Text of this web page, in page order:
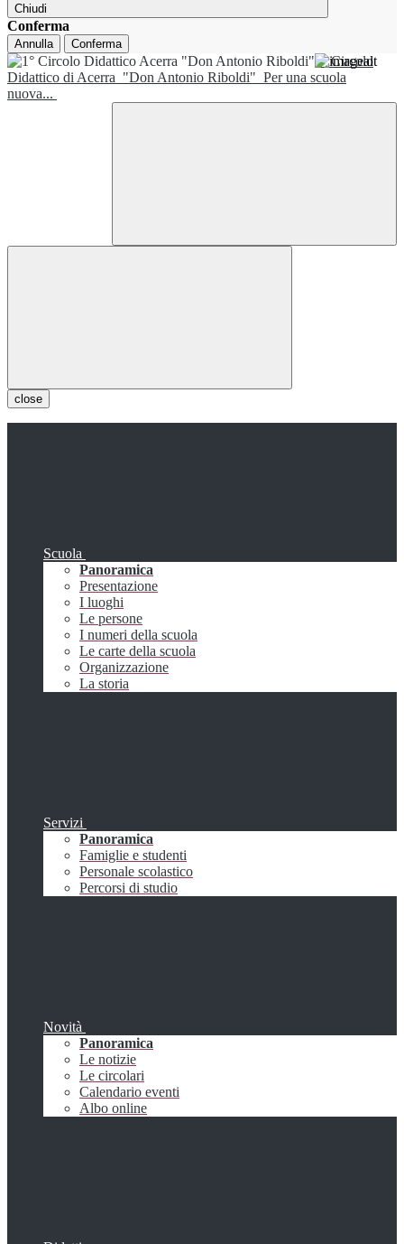
Chiudi
Conferma
Annulla Conferma
1° Circolo
Didattico di Acerra "Don Antonio Riboldi" Per una scuola
nuova...
close
Scuola
Panoramica
Presentazione
I luoghi
Le persone
I numeri della scuola
Le carte della scuola
Organizzazione
La storia
Servizi
Panoramica
Famiglie e studenti
Personale scolastico
Percorsi di studio
Novità
Panoramica
Le notizie
Le circolari
Calendario eventi
Albo online